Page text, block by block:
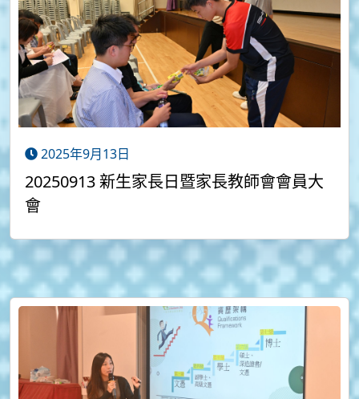
2025年9月13日
20250913 新生家長日暨家長教師會會員大
會